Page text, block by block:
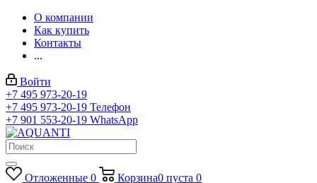
О компании
Как купить
Контакты
...
Войти
+7 495 973-20-19
+7 495 973-20-19 Телефон
+7 901 553-20-19 WhatsApp
Отложенные 0 Корзина0 пуста 0